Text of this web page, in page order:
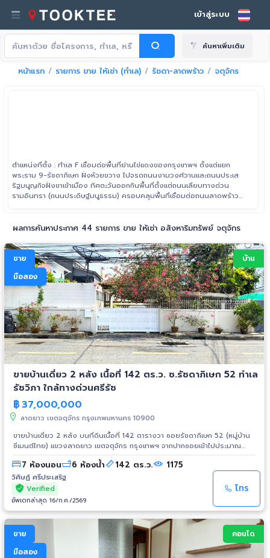
เข้าสู่ระบบ
ค้นหาเพิ่มเติม
หน้าแรก รายการ ขาย ให้เช่า (ทำเล) รัชดา-ลาดพร้าว จตุจักร
ตำแหน่งที่ตั้ง : ทำเล F เชื่อมต่อพื้นที่ย่านไข่แดงของกรุงเทพฯ ตั้งแต่แยก
พระราม 9-รัชดาภิเษก ฝั่งห้วยขวาง ไปจรดถนนงามวงศ์วานและถนนประเส
ริฐมนูญกิจฝั่งขาเข้าเมือง ทิศตะวันออกกินพื้นที่ตั้งแต่ถนนเลียบทางด่วน
รามอินทรา (ถนนประดิษฐ์มนูธรรม) ครอบคลุมพื้นที่เชื่อมต่อถนนลาดพร้าว
ผลการค้นหาประกาศ 44 รายการ ขาย ให้เช่า อสังหาริมทรัพย์ จตุจักร
ขาย
มือสอง
บ้าน
ขายบ้านเดี่ยว 2 หลัง เนื้อที่ 142 ตร.ว. ซ.รัชดาภิเษก 52 ทำเล
รัชวิภา ใกล้ทางด่วนศรีรัช
฿37,000,000
ลาดยาว เขตจตุจักร กรุงเทพมหานคร 10900
ขายบ้านเดี่ยว 2 หลัง บนที่ดินเนื้อที่ 142 ตารางวา ซอยรัชดาภิเษก 52 (หมู่บ้าน
ซีเมนต์ไทย) แขวงลาดยาว เขตจตุจักร กรุงเทพฯ จากปากซอยเข้าไปประมาณ
250 เมตร หน้าบ้านหันทางทิศตะวันตกเฉียงใต้ ที่ดินหน้ากว้าง 15 เมตร ลึก 36
เมตร พื้นที่ใช้สอย 568 ตารางเมตร มีสวนเล็กๆ และต้นไม้ใหญ่ระหว่างบ้าน หน้า
บ้านจอดรถยนต์ได้ 5 คัน บ้านด้านหน้าชั้นเดียว มี 3 ห้องนอน 4 ห้องน้ำ ห้องนั่ง
เล่น ห้องทำงาน ห้องรับแขก ห้องครัว และเครื่องปรับอากาศ 6 เครื่อง บ้านด้าน
หลังเป็นบ้านสองชั้นสไตล์อังกฤษ TUDOR 4 ห้องนอน 2 ห้องน้ำ ห้องรับแขก
ห้องนั่งเล่น ห้องครัว และเครื่องปรับอากาศ 6 เครื่อง ทำเลรัชวิภา ใกล้จุดขึ้นลง
ทางด่วนศรีรัช สถานีรถไฟฟ้า MRT วงศ์สว่าง เมเจอร์ รัชโยธิน โรงพยาบาล
เกษมราษฎร์ ประชาชื่น ราคาขาย 37,000,000 บาท (ค่าโอนออกคนละครึ่งหนึ่ง)
สนใจโทร. 081-2702525 วิศิษฏ์ Line ID : @ws.estate789
https://maps.app.goo.gl/Eo2Nd6ZZp6UJV5KKA
7 ห้องนอน 6 ห้องน้ำ 142 ตร.ว. 1175
วิศิษฏ์ ศรีประเสริฐ
Verified
อัพเดทล่าสุด 16/ก.ค./2569
โทร
ขาย
มือสอง
คอนโด